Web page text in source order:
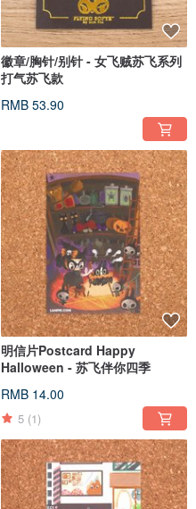
徽章/胸针/别针 - 女飞贼苏飞系列
打气苏飞款
RMB 53.90
明信片Postcard Happy
Halloween - 苏飞伴你四季
RMB 14.00
5 (1)